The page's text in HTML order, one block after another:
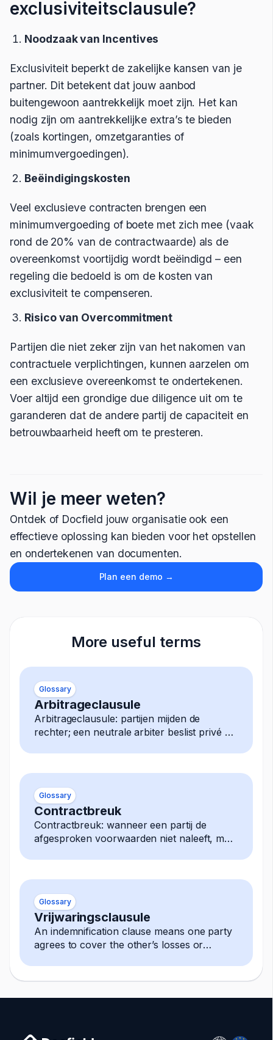
exclusiviteitsclausule?
Noodzaak van Incentives
Exclusiviteit beperkt de zakelijke kansen van je
partner. Dit betekent dat jouw aanbod
buitengewoon aantrekkelijk moet zijn. Het kan
nodig zijn om aantrekkelijke extra’s te bieden
(zoals kortingen, omzetgaranties of
minimumvergoedingen).
Beëindigingskosten
Veel exclusieve contracten brengen een
minimumvergoeding of boete met zich mee (vaak
rond de 20% van de contractwaarde) als de
overeenkomst voortijdig wordt beëindigd – een
regeling die bedoeld is om de kosten van
exclusiviteit te compenseren.
Risico van Overcommitment
Partijen die niet zeker zijn van het nakomen van
contractuele verplichtingen, kunnen aarzelen om
een exclusieve overeenkomst te ondertekenen.
Voer altijd een grondige due diligence uit om te
garanderen dat de andere partij de capaciteit en
betrouwbaarheid heeft om te presteren.
Wil je meer weten?
Ontdek of Docfield jouw organisatie ook een
effectieve oplossing kan bieden voor het opstellen
en ondertekenen van documenten.
Plan een demo →
More useful terms
Glossary
Arbitrageclausule
Arbitrageclausule: partijen mijden de
rechter; een neutrale arbiter beslist privé elk
Glossary
Contractbreuk
Contractbreuk: wanneer een partij de
afgesproken voorwaarden niet naleeft, met
Glossary
Vrijwaringsclausule
An indemnification clause means one party
agrees to cover the other’s losses or